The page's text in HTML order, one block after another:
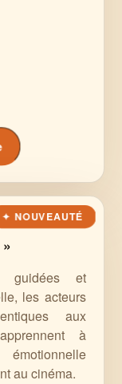
guidées et
les acteurs
aux
à
au cinéma.